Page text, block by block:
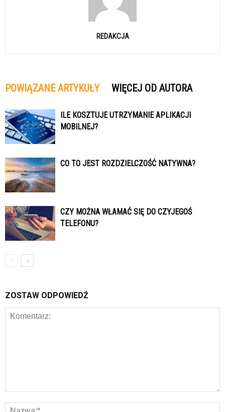
REDAKCJA
POWIĄZANE ARTYKUŁY WIĘCEJ OD AUTORA
ILE KOSZTUJE UTRZYMANIE APLIKACJI
MOBILNEJ?
CO TO JEST ROZDZIELCZOŚĆ NATYWNA?
CZY MOŻNA WŁAMAĆ SIĘ DO CZYJEGOŚ
TELEFONU?
ZOSTAW ODPOWIEDŹ